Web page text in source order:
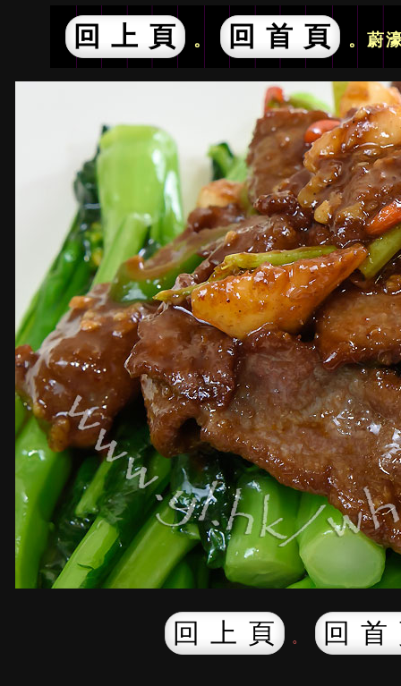
回 上 頁 。 回 首 頁 。蔚
回 上 頁 。 回 首